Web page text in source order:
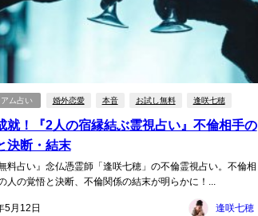
ム占い 婚外恋愛 本音 お試し無料 逢咲七穂
就！『2人の宿縁結ぶ霊視占い』不倫相手の
決断・結末
料占い』念仏憑霊師「逢咲七穂」の不倫霊視占い。不倫相
人の覚悟と決断、不倫関係の結末が明らかに！...
5月12日 逢咲七穂